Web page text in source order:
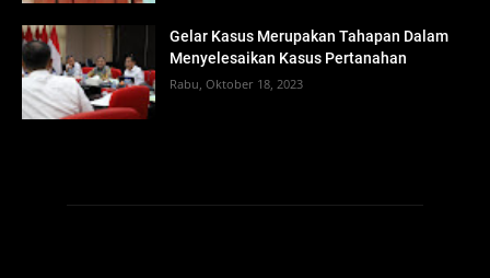
Gelar Kasus Merupakan Tahapan Dalam
Menyelesaikan Kasus Pertanahan
Rabu, Oktober 18, 2023